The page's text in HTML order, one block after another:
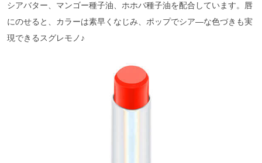
シアバター、マンゴー種子油、ホホバ種子油を配合しています。唇
にのせると、カラーは素早くなじみ、ポップでシア―な色づきも実
現できるスグレモノ♪